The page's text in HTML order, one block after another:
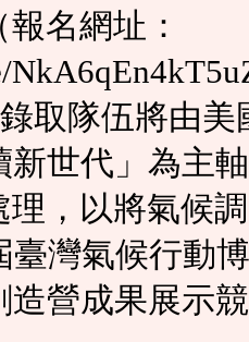
名網址：
取隊伍將由
新世代」為主
，以將氣候
臺灣氣候行動
營成果展示